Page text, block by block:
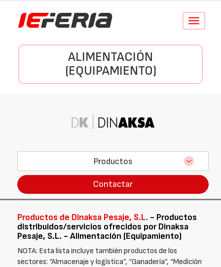
Conmutar
ALIMENTACIÓN
(EQUIPAMIENTO)
Productos
Contactar
Productos de Dinaksa Pesaje, S.L. - Productos
distribuidos/servicios ofrecidos por Dinaksa
Pesaje, S.L. - Alimentación (Equipamiento)
NOTA: Esta lista incluye también productos de los
sectores: “Almacenaje y logística”, “Ganadería”, “Medición